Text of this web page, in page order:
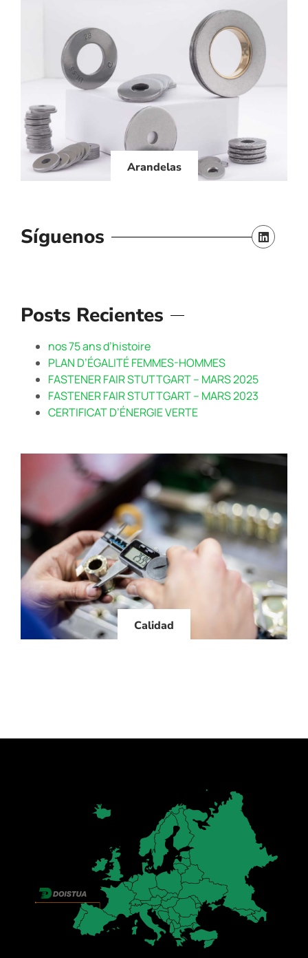
Arandelas
Síguenos
Posts Recientes
nos 75 ans d’histoire
PLAN D’ÉGALITÉ FEMMES-HOMMES
FASTENER FAIR STUTTGART – MARS 2025
FASTENER FAIR STUTTGART – MARS 2023
CERTIFICAT D’ÉNERGIE VERTE
Calidad